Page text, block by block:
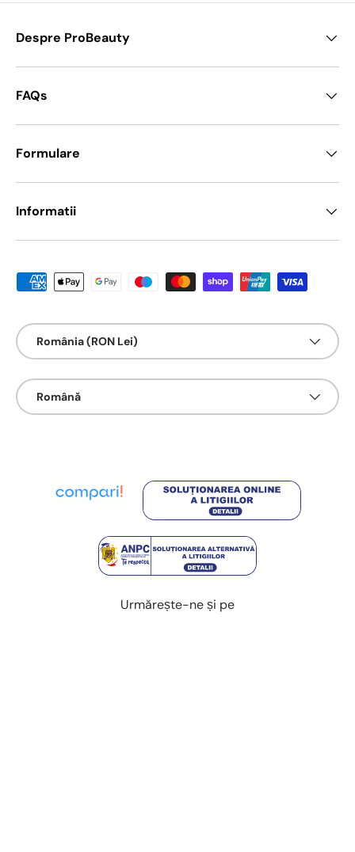
Despre ProBeauty
FAQs
Formulare
Informatii
Metode de platā acceptate
Țarǎ/Regiune
România (RON Lei)
Limbā
Română
Urmărește-ne și pe